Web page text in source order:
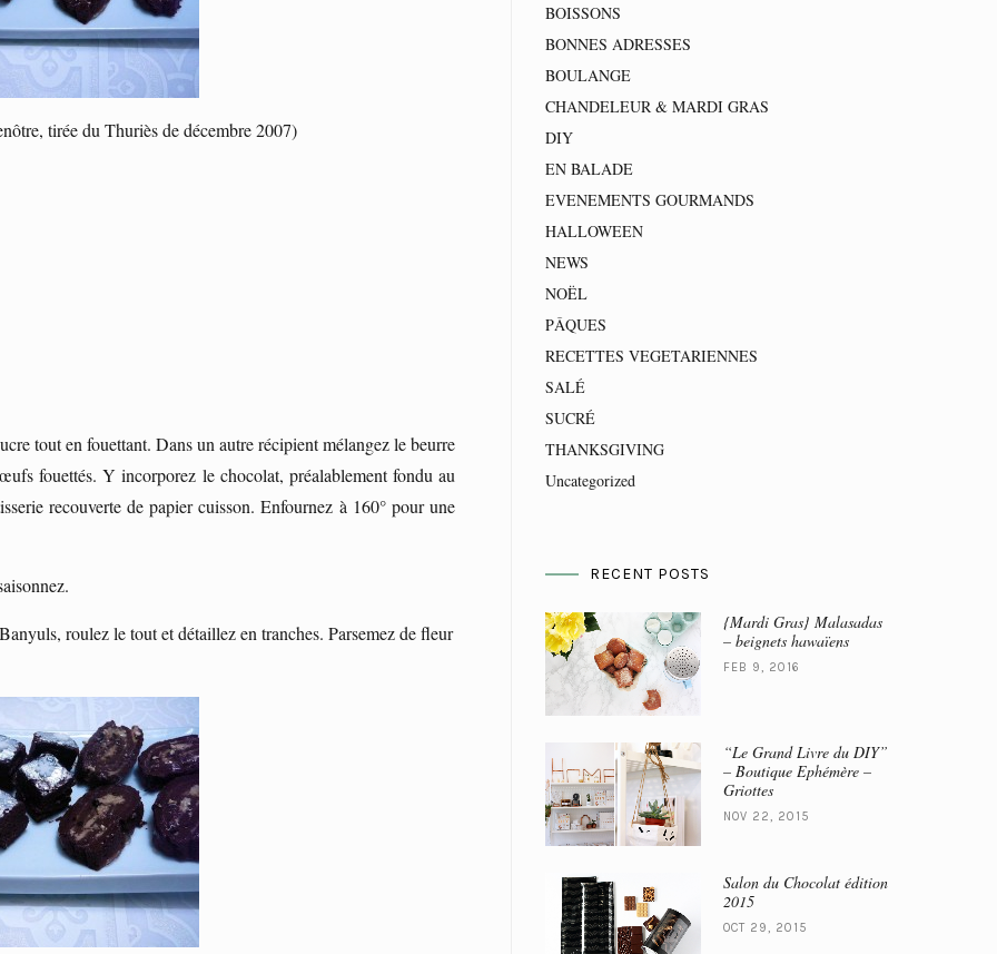
tirée du Thuriès de décembre 2007)
tout en fouettant. Dans un autre récipient mélangez le beurre
fouettés. Y incorporez le chocolat, préalablement fondu au
recouverte de papier cuisson. Enfournez à 160° pour une
roulez le tout et détaillez en tranches. Parsemez de fleur
BOISSONS
BONNES ADRESSES
BOULANGE
CHANDELEUR & MARDI GRAS
DIY
EN BALADE
EVENEMENTS GOURMANDS
HALLOWEEN
NEWS
NOËL
PÂQUES
RECETTES VEGETARIENNES
SALÉ
SUCRÉ
THANKSGIVING
Uncategorized
RECENT POSTS
{Mardi Gras} Malasadas
– beignets hawaïens
FEB 9, 2016
“Le Grand Livre du DIY”
– Boutique Ephémère –
Griottes
NOV 22, 2015
Salon du Chocolat édition
2015
OCT 29, 2015